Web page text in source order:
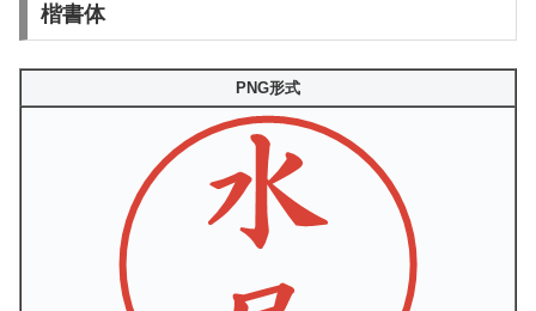
楷書体
PNG形式